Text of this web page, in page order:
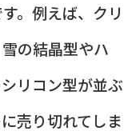
。例えば、クリ
の結晶型やハ
リコン型が並ぶ
売り切れてしま